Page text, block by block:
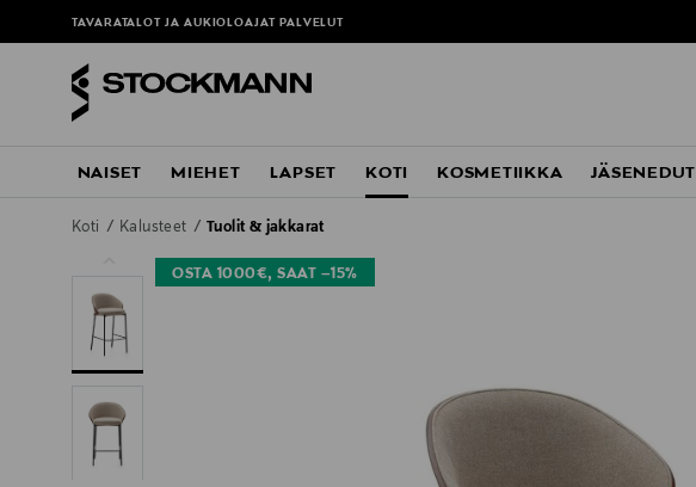
TAVARATALOT JA AUKIOLOAJAT PALVELUT
NAISET MIEHET LAPSET KOTI KOSMETIIKKA JÄSENEDUT
Koti Kalusteet Tuolit & jakkarat
OSTA 1000€, SAAT –15%